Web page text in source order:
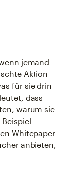
jemand
Aktion
für sie drin
dass
warum sie
Whitepaper
anbieten,